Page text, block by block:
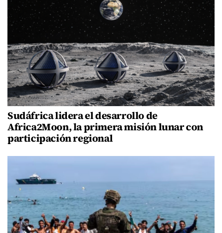
Sudáfrica lidera el desarrollo de
Africa2Moon, la primera misión lunar con
participación regional